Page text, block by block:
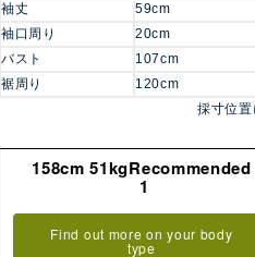
袖丈
59cm
袖口周り
20cm
バスト
107cm
裾周り
120cm
採寸位
158cm 51kgRecommended
1
Find out more on your body
type